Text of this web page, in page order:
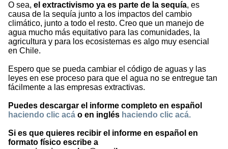
O sea, el extractivismo ya es parte de la sequía, es
causa de la sequía junto a los impactos del cambio
climático, junto a todo el resto. Creo que un manejo de
agua mucho más equitativo para las comunidades, la
agricultura y para los ecosistemas es algo muy esencial
en Chile.
Espero que se pueda cambiar el código de aguas y las
leyes en ese proceso para que el agua no se entregue tan
fácilmente a las empresas extractivas.
Puedes descargar el informe completo en español
haciendo clic acá o en inglés haciendo clic acá.
Si es que quieres recibir el informe en español en
formato físico escribe a